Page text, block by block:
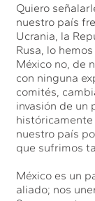
Quiero
nuestro país
Ucrania, la
Rusa, lo
México no, de
con ninguna
comités,
invasión de un
históricamente
nuestro país
que sufrimos
México es un
aliado; nos